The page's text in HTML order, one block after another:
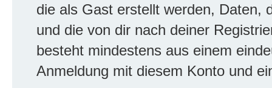
die als Gast erstellt werden, Daten,
und die von dir nach deiner
besteht mindestens aus einem
Anmeldung mit diesem Konto und